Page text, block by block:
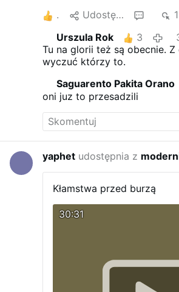
7
Udostępnij 1 tys.
Urszula Rok
3
Tu na glorii też są obecnie.
wyczuć którzy to.
Saguarento Pakita Orano
oni juz to przesadzili
yaphet udostępnia z
Kłamstwa przed burzą
30:31